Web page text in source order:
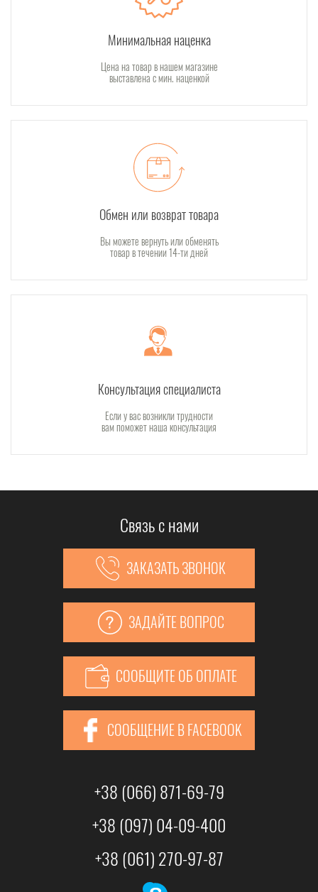
Минимальная наценка
Цена на товар в нашем магазине
выставлена с мин. наценкой
Обмен или возврат товара
Вы можете вернуть или обменять
товар в течении 14-ти дней
Консультация специалиста
Если у вас возникли трудности
вам поможет наша консультация
Связь с нами
ЗАКАЗАТЬ ЗВОНОК
ЗАДАЙТЕ ВОПРОС
СООБЩИТЕ ОБ ОПЛАТЕ
СООБЩЕНИЕ В FACEBOOK
+38 (066) 871-69-79
+38 (097) 04-09-400
+38 (061) 270-97-87